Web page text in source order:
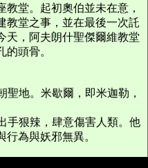
堂。起初奧伯並未在意，
教堂之事，並在最後一次託
天，阿夫朗什聖傑爾維教堂
頭骨。
聖地。米歇爾，即米迦勒，
手狠辣，肆意傷害人類。他
為與妖邪無異。